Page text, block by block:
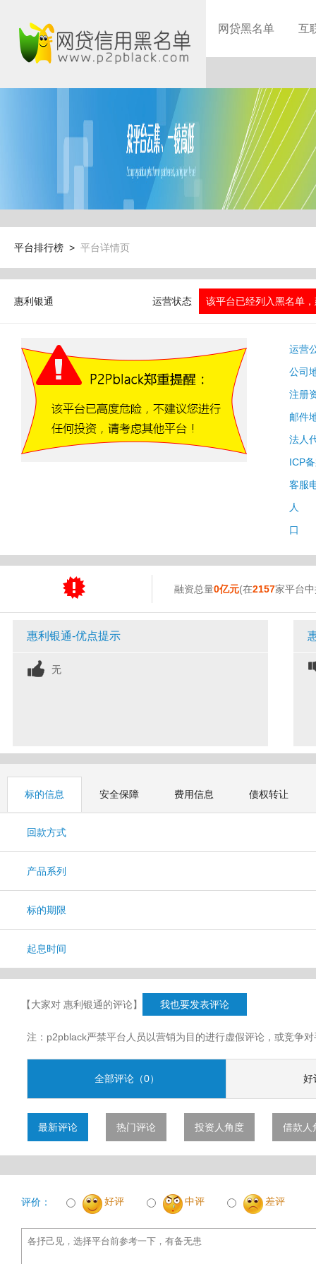
网贷黑名单 互
平台排行榜 > 平台详情页
惠利银通 运营状态 该平台已经列入黑名单
运营
公司
注册
邮件
法人
ICP
客服
人
口
融资总量0亿元(在2157家平台
惠利银通-优点提示
无
标的信息 安全保障 费用信息 债权转让
回款方式
产品系列
标的期限
起息时间
【大家对 惠利银通的评论】 我也要发表评论
注：p2pblack严禁平台人员以营销为目的进行虚假评论，或竞争
全部评论（0） 好
最新评论 热门评论 投资人角度 借款人
评价： 好评 中评 差评